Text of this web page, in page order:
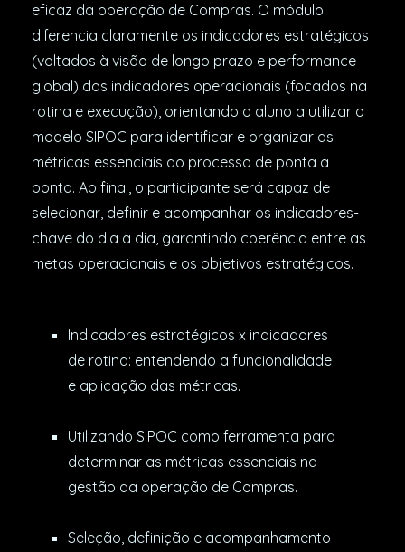
eficaz da operação de Compras. O módulo
diferencia claramente os indicadores estratégicos
(voltados à visão de longo prazo e performance
global) dos indicadores operacionais (focados na
rotina e execução), orientando o aluno a utilizar o
modelo SIPOC para identificar e organizar as
métricas essenciais do processo de ponta a
ponta. Ao final, o participante será capaz de
selecionar, definir e acompanhar os indicadores-
chave do dia a dia, garantindo coerência entre as
metas operacionais e os objetivos estratégicos.
Indicadores estratégicos x indicadores
de rotina: entendendo a funcionalidade
e aplicação das métricas.
Utilizando SIPOC como ferramenta para
determinar as métricas essenciais na
gestão da operação de Compras.
Seleção, definição e acompanhamento